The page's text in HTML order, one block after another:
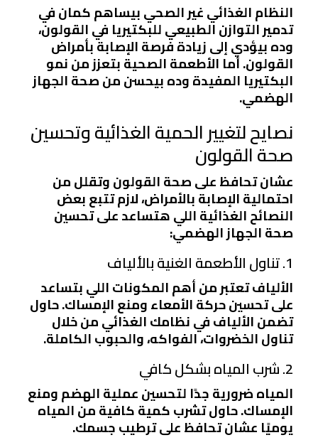
النظام الغذائي غير الصحي بيساهم كمان في
تدمير التوازن الطبيعي للبكتيريا في القولون،
وده بيؤدي إلى زيادة فرصة الإصابة بأمراض
القولون. أما الأطعمة الصحية بتعزز من نمو
البكتيريا المفيدة وده بيحسن من صحة الجهاز
الهضمي.
نصايح لتغيير الحمية الغذائية وتحسين
صحة القولون
عشان تحافظ على صحة القولون وتقلل من
احتمالية الإصابة بالأمراض، لازم تتبع بعض
النصائح الغذائية اللي هتساعد على تحسين
صحة الجهاز الهضمي:
1. تناول الأطعمة الغنية بالألياف
الألياف تعتبر من أهم المكونات اللي بتساعد
على تحسين حركة الأمعاء ومنع الإمساك. حاول
تضمن الألياف في نظامك الغذائي من خلال
تناول الخضروات، الفواكه، والحبوب الكاملة.
2. شرب المياه بشكل كافي
المياه ضرورية جدًا لتحسين عملية الهضم ومنع
الإمساك. حاول تشرب كمية كافية من المياه
يوميًا عشان تحافظ على ترطيب جسمك.